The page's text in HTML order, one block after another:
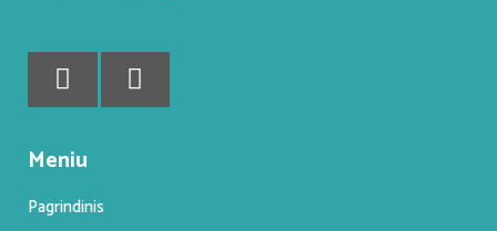
Meniu
Pagrindinis